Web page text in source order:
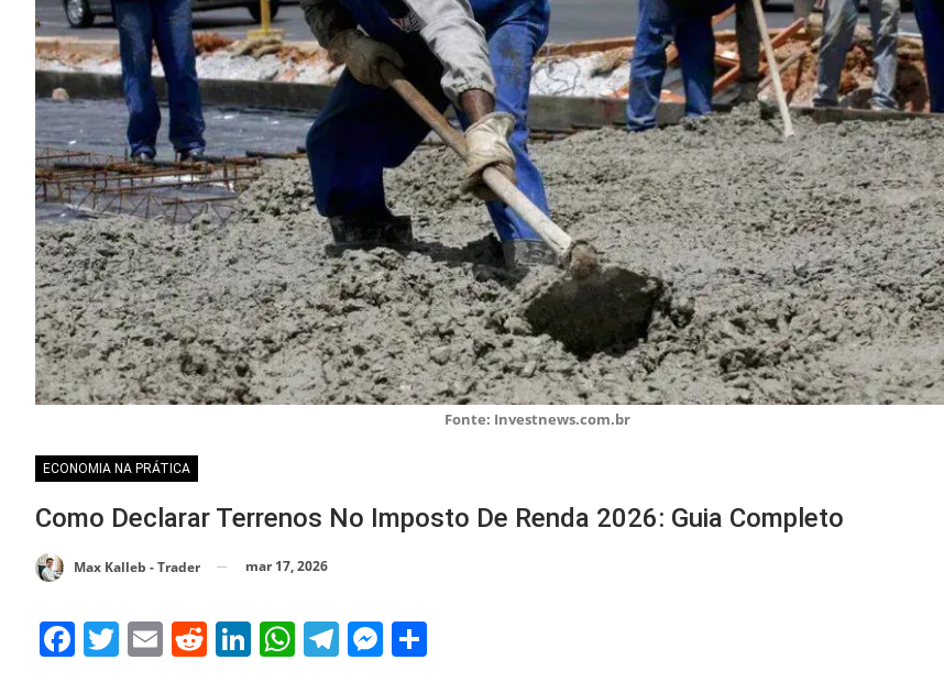
Fonte: Investnews.com.br
ECONOMIA NA PRÁTICA
Como Declarar Terrenos No Imposto De Renda 2026: Guia Completo
Max Kalleb - Trader mar 17, 2026
Facebook
Twitter
EmailReddit
LinkedIn
WhatsApp
Telegram
Messenger